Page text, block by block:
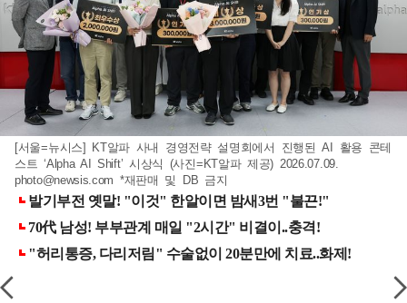
[서울=뉴시스] KT알파 사내 경영전략 설명회에서 진행된 AI 활용 콘테
스트 ‘Alpha AI Shift’ 시상식 (사진=KT알파 제공) 2026.07.09.
photo@newsis.com *재판매 및 DB 금지